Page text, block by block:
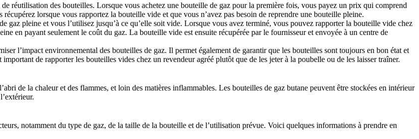
de réutilisation des bouteilles. Lorsque vous achetez une bouteille de gaz pour la première fois, vous payez un prix qui comprend
lorsque vous rapportez la bouteille vide et que vous n’avez pas besoin de reprendre une bouteille pleine.
gaz pleine et vous l’utilisez jusqu’à ce qu’elle soit vide. Lorsque vous avez terminé, vous pouvez rapporter la bouteille vide chez
en payant seulement le coût du gaz. La bouteille vide est ensuite récupérée par le fournisseur et envoyée à un centre de
l’impact environnemental des bouteilles de gaz. Il permet également de garantir que les bouteilles sont toujours en bon état et
de rapporter les bouteilles vides chez un revendeur agréé plutôt que de les jeter à la poubelle ou de les laisser traîner.
de la chaleur et des flammes, et loin des matières inflammables. Les bouteilles de gaz butane peuvent être stockées en intérieur
notamment du type de gaz, de la taille de la bouteille et de l’utilisation prévue. Voici quelques informations à prendre en